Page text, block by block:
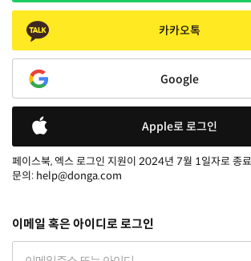
카카오톡
Google
Apple로 로그인
페이스북, 엑스 로그인 지원이 2024년 7월 1일자로 종
문의: help@donga.com
이메일 혹은 아이디로 로그인